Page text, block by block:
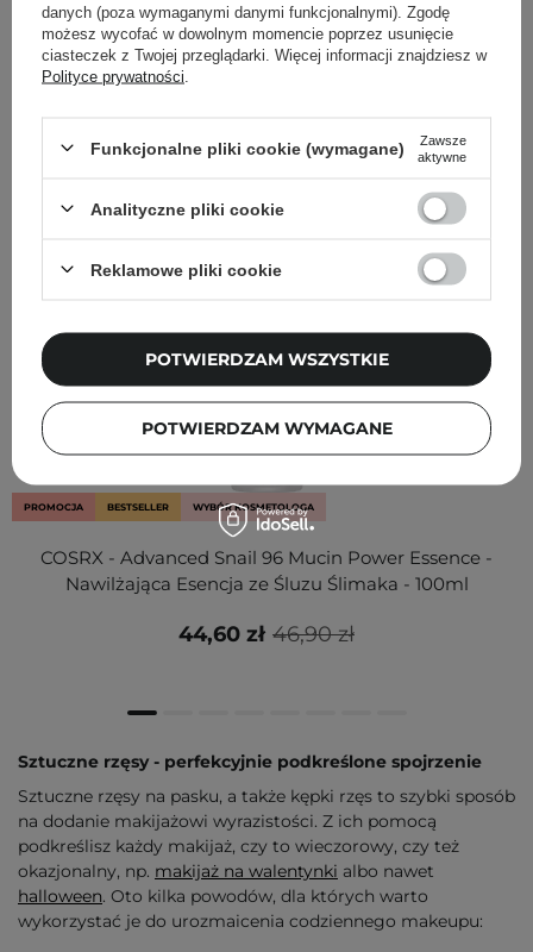
FILTROWANIE SORTOWANIE
PROMOCJA BESTSELLER WYBÓR KOSMETOLOGA
COSRX - Advanced Snail 96 Mucin Power Essence -
Nawilżająca Esencja ze Śluzu Ślimaka - 100ml
46,90 zł
44,60 zł
Sztuczne rzęsy - perfekcyjnie podkreślone spojrzenie
Sztuczne rzęsy na pasku, a także kępki rzęs to szybki sposób
na dodanie makijażowi wyrazistości. Z ich pomocą
podkreślisz każdy makijaż, czy to wieczorowy, czy też
okazjonalny, np. makijaż na walentynki albo nawet
halloween. Oto kilka powodów, dla których warto
wykorzystać je do urozmaicenia codziennego makeupu:
danych (poza wymaganymi danymi funkcjonalnymi). Zgodę
możesz wycofać w dowolnym momencie poprzez usunięcie
ciasteczek z Twojej przeglądarki. Więcej informacji znajdziesz w
Polityce prywatności
Funkcjonalne pliki cookie (wymagane)
Zawsze
aktywne
Analityczne pliki cookie
Reklamowe pliki cookie
POTWIERDZAM WYMAGANE
POTWIERDZAM WSZYSTKIE